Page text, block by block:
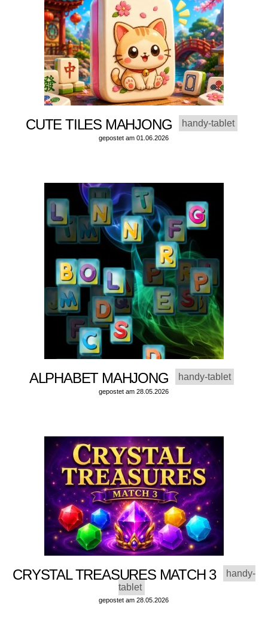
CUTE TILES MAHJONG handy-tablet
gepostet am 01.06.2026
ALPHABET MAHJONG handy-tablet
gepostet am 28.05.2026
CRYSTAL TREASURES MATCH 3
handy-
tablet
gepostet am 28.05.2026